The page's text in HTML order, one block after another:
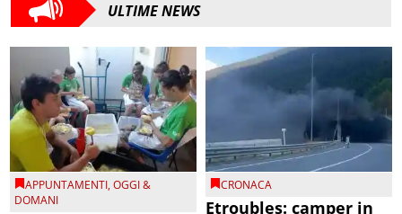
ULTIME NEWS
APPUNTAMENTI,OGGI &
DOMANI
CRONACA
Etroubles: camper in